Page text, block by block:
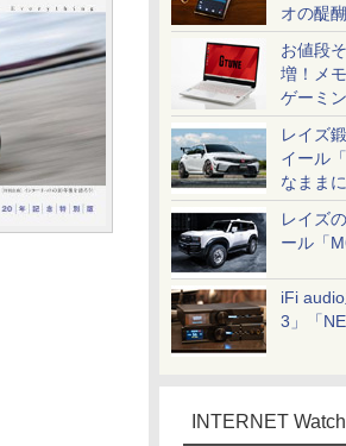
オの醍
お値段
増！メ
ゲーミ
レイズ
イール
なまま
レイズ
ール「
iFi
3」「
INTERNET